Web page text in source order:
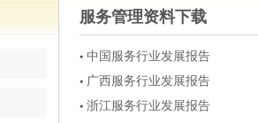
服务管理资料下载
中国服务行业发展报告
广西服务行业发展报告
浙江服务行业发展报告